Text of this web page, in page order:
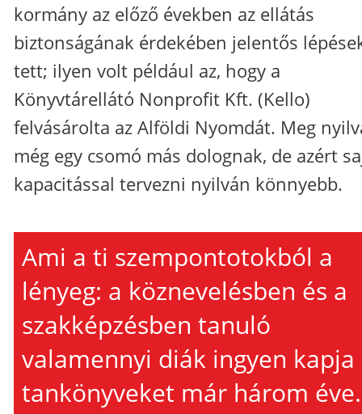
kormány az előző években az ellátás
biztonságának érdekében jelentős
tett; ilyen volt például az, hogy a
Könyvtárellátó Nonprofit Kft. (Kello)
felvásárolta az Alföldi Nyomdát. Meg
még egy csomó más dolognak, de azért
kapacitással tervezni nyilván könnyebb.
Ami a ti szempontotokból a
lényeg: a köznevelésben és a
szakképzésben tanuló
valamennyi diák ingyen kapja
tankönyveket már három éve.